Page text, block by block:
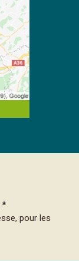
*
pour les